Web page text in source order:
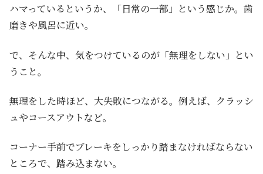
ハマっているというか、「日常の一部」という感じか。歯
磨きや風呂に近い。
で、そんな中、気をつけているのが「無理をしない」とい
うこと。
無理をした時ほど、大失敗につながる。例えば、クラッシ
ュやコースアウトなど。
コーナー手前でブレーキをしっかり踏まなければならない
ところで、踏み込まない。